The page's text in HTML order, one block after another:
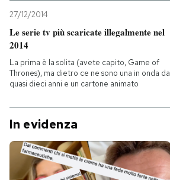
27/12/2014
Le serie tv più scaricate illegalmente nel
2014
La prima è la solita (avete capito, Game of
Thrones), ma dietro ce ne sono una in onda da
quasi dieci anni e un cartone animato
In evidenza